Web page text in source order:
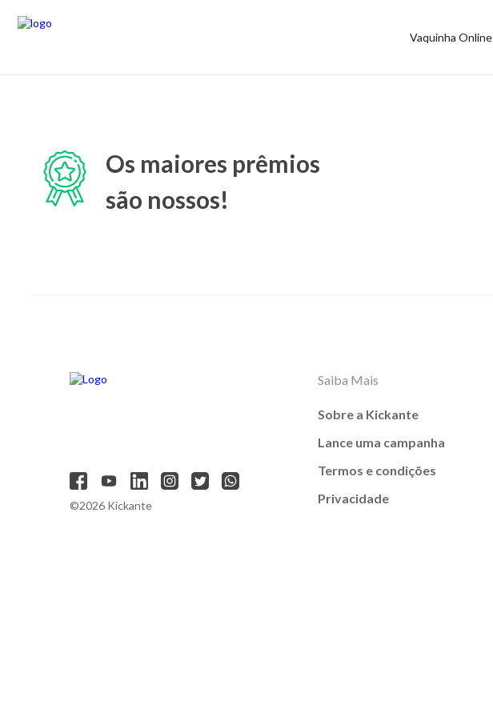
Vaquinha Online
Os maiores prêmios
são nossos!
©2026 Kickante
Saiba Mais
Sobre a Kickante
Lance uma campanha
Termos e condições
Privacidade